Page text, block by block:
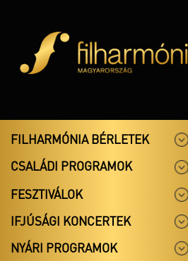
FILHARMÓNIA BÉRLETEK
CSALÁDI PROGRAMOK
FESZTIVÁLOK
IFJÚSÁGI KONCERTEK
NYÁRI PROGRAMOK